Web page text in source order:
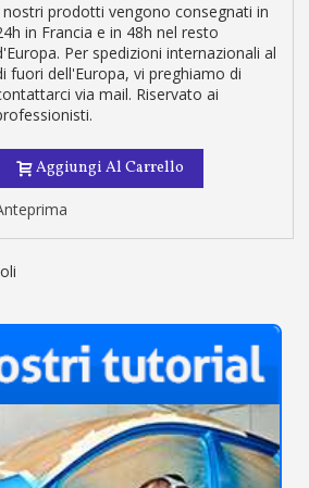
nostri prodotti vengono consegnati in
in Francia e in 48h nel resto
Per spedizioni internazionali al
fuori dell'Europa, vi preghiamo di
via mail. Riservato ai
Aggiungi Al Carrello